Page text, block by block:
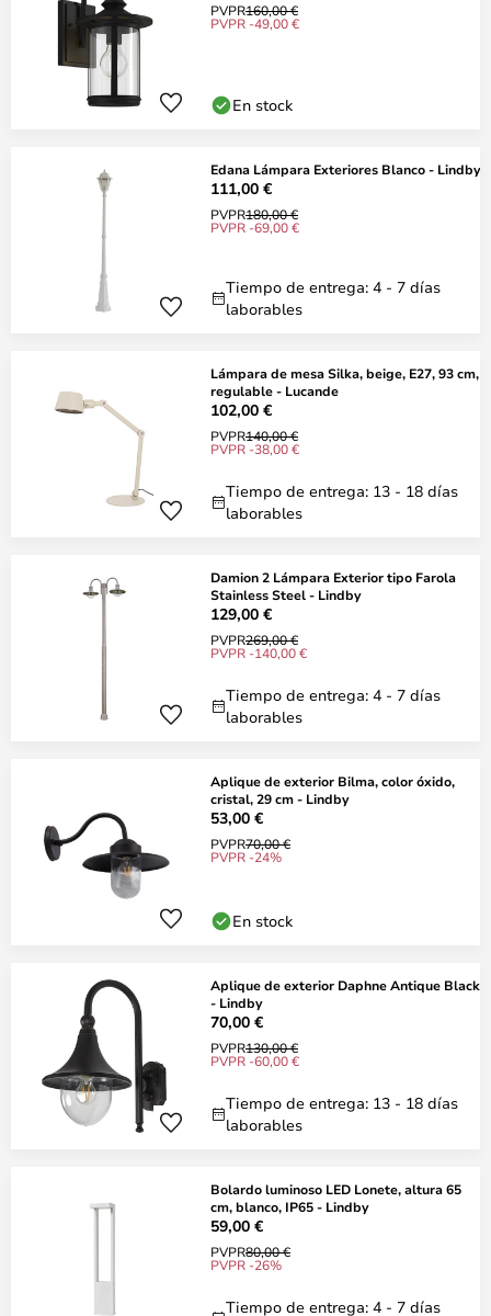
PVPR160,00 €
PVPR -49,00 €
En stock
Edana Lámpara Exteriores Blanco - Lindby
111,00 €
PVPR180,00 €
PVPR -69,00 €
Tiempo de entrega: 4 - 7 días
laborables
Lámpara de mesa Silka, beige, E27, 93 cm,
regulable - Lucande
102,00 €
PVPR140,00 €
PVPR -38,00 €
Tiempo de entrega: 13 - 18 días
laborables
Damion 2 Lámpara Exterior tipo Farola
Stainless Steel - Lindby
129,00 €
PVPR269,00 €
PVPR -140,00 €
Tiempo de entrega: 4 - 7 días
laborables
Aplique de exterior Bilma, color óxido,
cristal, 29 cm - Lindby
53,00 €
PVPR70,00 €
PVPR -24%
En stock
Aplique de exterior Daphne Antique Black
- Lindby
70,00 €
PVPR130,00 €
PVPR -60,00 €
Tiempo de entrega: 13 - 18 días
laborables
Bolardo luminoso LED Lonete, altura 65
cm, blanco, IP65 - Lindby
59,00 €
PVPR80,00 €
PVPR -26%
Tiempo de entrega: 4 - 7 días